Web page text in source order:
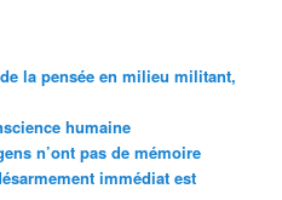
la pensée en milieu militant,
humaine
n’ont pas de mémoire
immédiat est